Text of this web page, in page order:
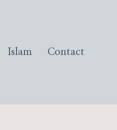
Islam Contact